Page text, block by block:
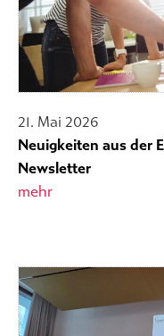
21. Mai 2026
Neuigkeiten aus der
Newsletter
mehr